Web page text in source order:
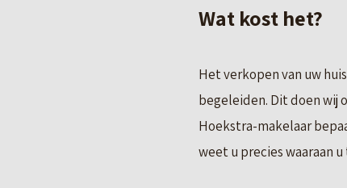
Wat kost het?
Het verkopen van uw
begeleiden. Dit doen wij
Hoekstra-makelaar
weet u precies waaraan